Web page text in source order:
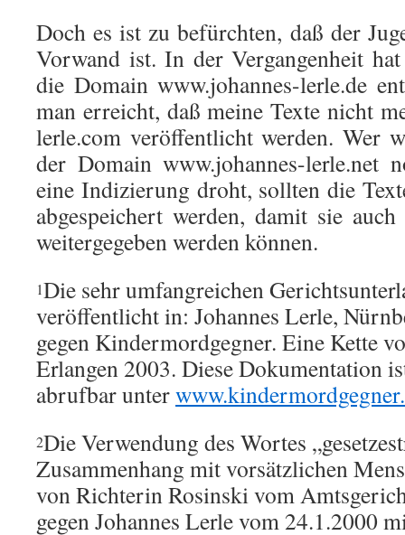
Doch es ist zu befürchten, daß der
Vorwand ist. In der Vergangenheit
die Domain www.johannes-lerle.de
man erreicht, daß meine Texte nicht
lerle.com veröffentlicht werden. Wer
der Domain www.johannes-lerle.net
eine Indizierung droht, sollten die
abgespeichert werden, damit sie
weitergegeben werden können.
1Die sehr umfangreichen
veröffentlicht in: Johannes Lerle,
gegen Kindermordgegner. Eine Kette
Erlangen 2003. Diese Dokumentation
abrufbar unter
2Die Verwendung des Wortes
Zusammenhang mit vorsätzlichen
von Richterin Rosinski vom
gegen Johannes Lerle vom 24.1.2000